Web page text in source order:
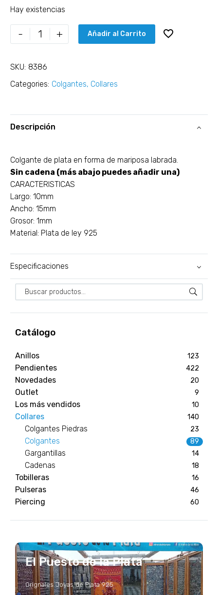
Catálogo
Anillos 123
Pendientes 422
Novedades 20
Outlet 9
Los más vendidos 10
Collares 140
Colgantes Piedras 23
Colgantes 89
Gargantillas 14
Cadenas 18
Tobilleras 16
Pulseras 46
Piercing 60
El Puesto de la Plata
Orignales Joyas de Plata 925
Hay existencias
- + Añadir al Carrito
SKU: 8386
Categories: Colgantes, Collares
Descripción
Colgante de plata en forma de mariposa labrada.
Sin cadena (más abajo puedes añadir una)
CARACTERISTICAS
Largo: 10mm
Ancho: 15mm
Grosor: 1mm
Material: Plata de ley 925
Especificaciones